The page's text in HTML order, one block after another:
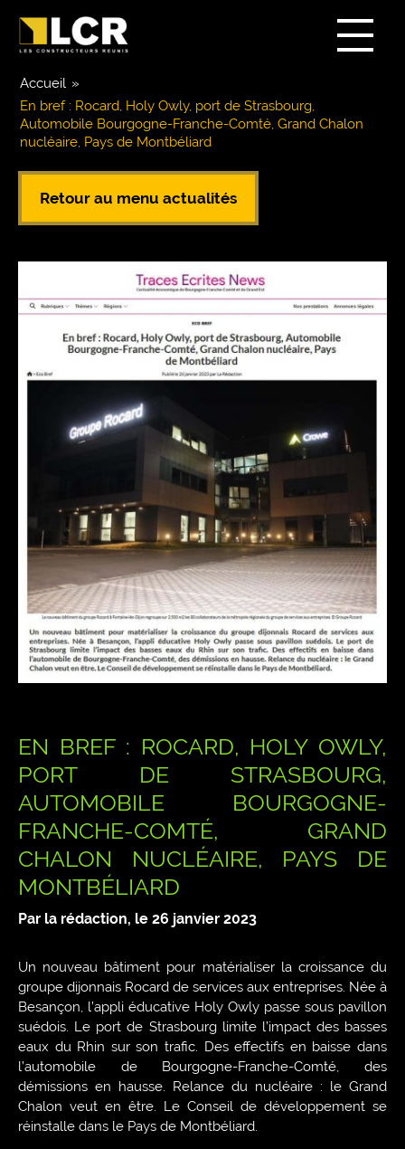
Accueil »
En bref : Rocard, Holy Owly, port de Strasbourg,
Automobile Bourgogne-Franche-Comté, Grand Chalon
nucléaire, Pays de Montbéliard
Retour au menu actualités
EN BREF : ROCARD, HOLY OWLY,
PORT DE STRASBOURG,
AUTOMOBILE BOURGOGNE-
FRANCHE-COMTÉ, GRAND
CHALON NUCLÉAIRE, PAYS DE
MONTBÉLIARD
Par la rédaction, le 26 janvier 2023
Un nouveau bâtiment pour matérialiser la croissance du
groupe dijonnais Rocard de services aux entreprises. Née à
Besançon, l’appli éducative Holy Owly passe sous pavillon
suédois. Le port de Strasbourg limite l’impact des basses
eaux du Rhin sur son trafic. Des effectifs en baisse dans
l’automobile de Bourgogne-Franche-Comté, des
démissions en hausse. Relance du nucléaire : le Grand
Chalon veut en être. Le Conseil de développement se
réinstalle dans le Pays de Montbéliard.